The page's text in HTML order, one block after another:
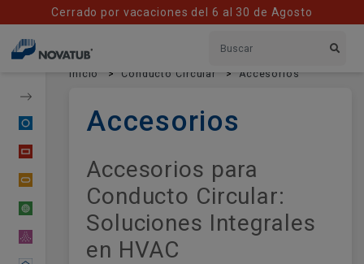
Cerrado por vacaciones del 6 al 30 de Agosto
Conducto Circular
Conducto Oval
Tubería Flexible
Inicio Conducto Circular Accesorios
Accesorios
Accesorios para
Conducto Circular:
Soluciones Integrales
en HVAC